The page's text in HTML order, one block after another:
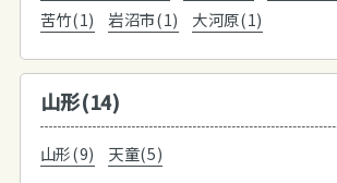
苦竹(1)
岩沼市(1) 大河原(1)
山形(14)
山形(9) 天童(5)